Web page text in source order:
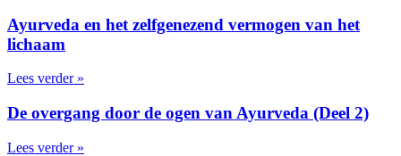
Ayurveda en het zelfgenezend vermogen van het
lichaam
Lees verder »
De overgang door de ogen van Ayurveda (Deel 2)
Lees verder »